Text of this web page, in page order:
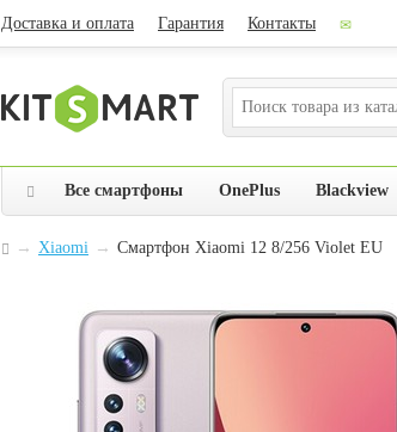
Доставка и оплата Гарантия Контакты
Все смартфоны OnePlus Blackview
→ Xiaomi → Смартфон Xiaomi 12 8/256 Violet EU